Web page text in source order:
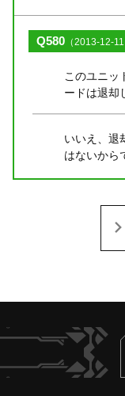
Q580 （2013-12-11
このユニッ
ードは退却
いいえ、退
はないから